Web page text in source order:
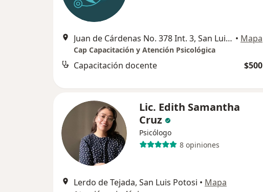
Juan de Cárdenas No. 378 Int. 3, San Luis Potosi • Mapa
Cap Capacitación y Atención Psicológica
Capacitación docente $500
Lic. Edith Samantha
Cruz
Psicólogo
8 opiniones
Lerdo de Tejada, San Luis Potosi • Mapa